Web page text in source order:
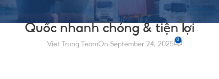
ZaloPay ra mắt quét QR tại Trung
Quốc nhanh chóng & tiện lợi
Viet Trung TeamOn September 24, 2025
0